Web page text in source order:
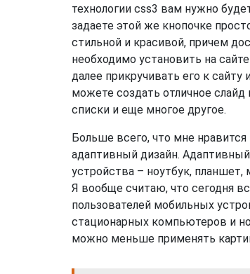
технологии css3 вам нужно
задаете этой же кнопочке
стильной и красивой, причем
необходимо установить на
далее прикручивать его к
можете создать отличное
списки и еще многое другое.
Больше всего, что мне
адаптивный дизайн.
устройства – ноутбук,
Я вообще считаю, что сегодня
пользователей мобильных
стационарных компьютеров и
можно меньше применять